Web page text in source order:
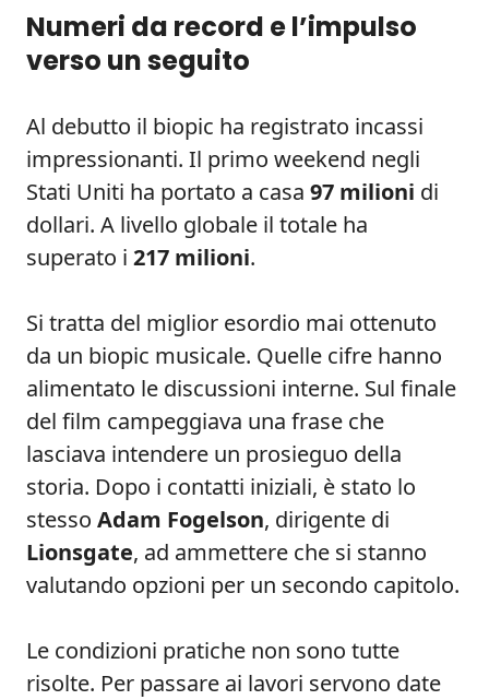
Numeri da record e l’impulso
verso un seguito
Al debutto il biopic ha registrato incassi
impressionanti. Il primo weekend negli
Stati Uniti ha portato a casa 97 milioni di
dollari. A livello globale il totale ha
superato i 217 milioni.
Si tratta del miglior esordio mai ottenuto
da un biopic musicale. Quelle cifre hanno
alimentato le discussioni interne. Sul finale
del film campeggiava una frase che
lasciava intendere un prosieguo della
storia. Dopo i contatti iniziali, è stato lo
stesso Adam Fogelson, dirigente di
Lionsgate, ad ammettere che si stanno
valutando opzioni per un secondo capitolo.
Le condizioni pratiche non sono tutte
risolte. Per passare ai lavori servono date